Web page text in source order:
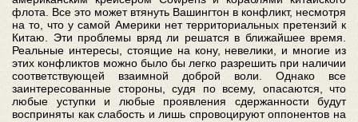
флота. Все это может втянуть Вашингтон в конфликт, несмотря
на то, что у самой Америки нет территориальных претензий к
Китаю. Эти проблемы вряд ли решатся в ближайшее время.
Реальные интересы, стоящие на кону, невелики, и многие из
этих конфликтов можно было бы легко разрешить при наличии
соответствующей взаимной доброй воли. Однако все
заинтересованные стороны, судя по всему, опасаются, что
любые уступки и любые проявления сдержанности будут
восприняты как слабость и лишь спровоцируют оппонентов на